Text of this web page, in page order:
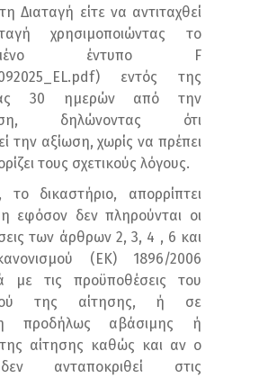
Διαταγή είτε να αντιταχθεί
χρησιμοποιώντας το
έντυπο F
εντός της
30 ημερών από την
δηλώνοντας ότι
την αξίωση, χωρίς να πρέπει
τους σχετικούς λόγους.
το δικαστήριο, απορρίπτει
εφόσον δεν πληρούνται οι
των άρθρων 2, 3, 4 , 6 και
(ΕΚ) 1896/2006
με τις προϋποθέσεις του
της αίτησης, ή σε
προδήλως αβάσιμης ή
αίτησης καθώς και αν ο
ανταποκριθεί στις